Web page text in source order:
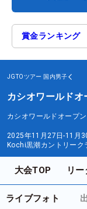
賞金ランキング
JGTOツアー 国内男子
カシオワールドオ
カシオワールドオープ
2025年11月27日-11月
Kochi黒潮カントリーク
大会TOP リ
ライブフォト